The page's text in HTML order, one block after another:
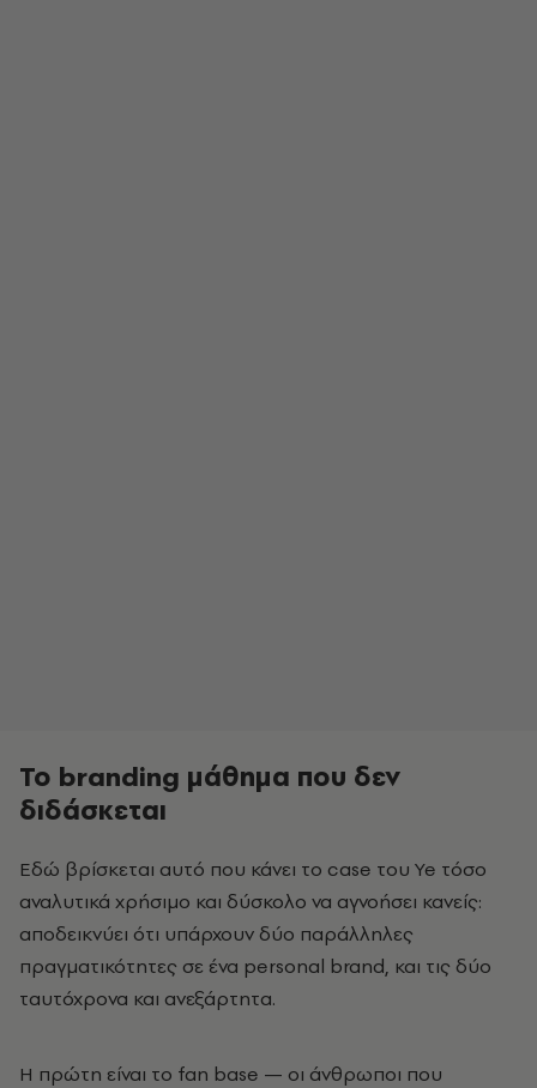
Το branding μάθημα που δεν
διδάσκεται
Εδώ βρίσκεται αυτό που κάνει το case του Ye τόσο
αναλυτικά χρήσιμο και δύσκολο να αγνοήσει κανείς:
αποδεικνύει ότι υπάρχουν δύο παράλληλες
πραγματικότητες σε ένα personal brand, και τις δύο
ταυτόχρονα και ανεξάρτητα.
Η πρώτη είναι το fan base — οι άνθρωποι που